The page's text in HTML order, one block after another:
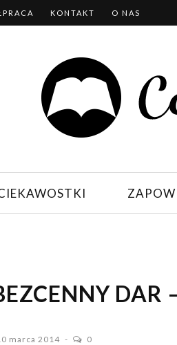
KONTAKT O NAS
DAR
marca 2014 0